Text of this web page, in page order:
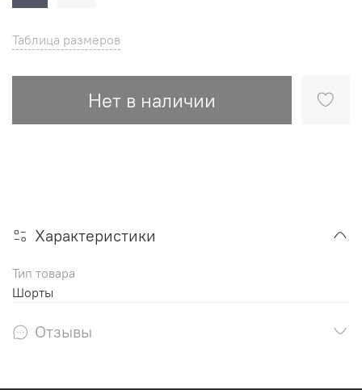
Таблица размеров
Нет в наличии
Характеристики
Тип товара
Шорты
Отзывы